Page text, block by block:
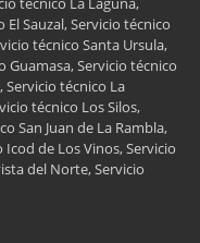
Sauzal, Servicio técnico
técnico Santa Ursula,
Guamasa, Servicio técnico
Servicio técnico La
técnico Los Silos,
San Juan de La Rambla,
de Los Vinos, Servicio
del Norte, Servicio